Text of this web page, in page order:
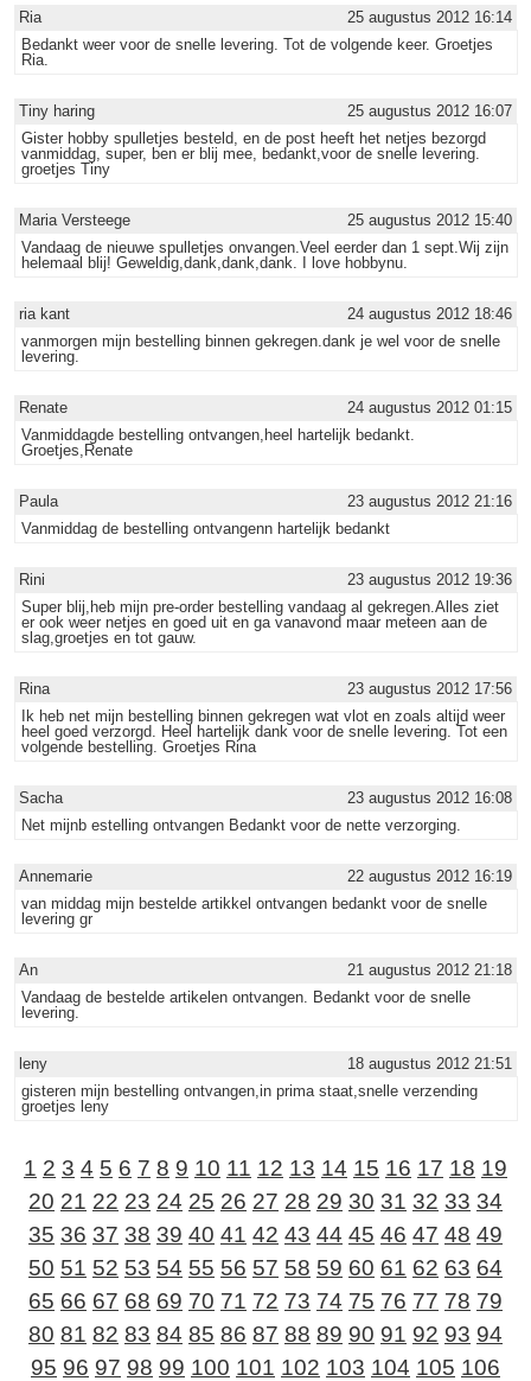
Ria
25 augustus 2012 16:14
Bedankt weer voor de snelle levering. Tot de volgende keer. Groetjes
Ria.
Tiny haring
25 augustus 2012 16:07
Gister hobby spulletjes besteld, en de post heeft het netjes bezorgd
vanmiddag, super, ben er blij mee, bedankt,voor de snelle levering.
groetjes Tiny
Maria Versteege
25 augustus 2012 15:40
Vandaag de nieuwe spulletjes onvangen.Veel eerder dan 1 sept.Wij zijn
helemaal blij! Geweldig,dank,dank,dank. I love hobbynu.
ria kant
24 augustus 2012 18:46
vanmorgen mijn bestelling binnen gekregen.dank je wel voor de snelle
levering.
Renate
24 augustus 2012 01:15
Vanmiddagde bestelling ontvangen,heel hartelijk bedankt.
Groetjes,Renate
Paula
23 augustus 2012 21:16
Vanmiddag de bestelling ontvangenn hartelijk bedankt
Rini
23 augustus 2012 19:36
Super blij,heb mijn pre-order bestelling vandaag al gekregen.Alles ziet
er ook weer netjes en goed uit en ga vanavond maar meteen aan de
slag,groetjes en tot gauw.
Rina
23 augustus 2012 17:56
Ik heb net mijn bestelling binnen gekregen wat vlot en zoals altijd weer
heel goed verzorgd. Heel hartelijk dank voor de snelle levering. Tot een
volgende bestelling. Groetjes Rina
Sacha
23 augustus 2012 16:08
Net mijnb estelling ontvangen Bedankt voor de nette verzorging.
Annemarie
22 augustus 2012 16:19
van middag mijn bestelde artikkel ontvangen bedankt voor de snelle
levering gr
An
21 augustus 2012 21:18
Vandaag de bestelde artikelen ontvangen. Bedankt voor de snelle
levering.
leny
18 augustus 2012 21:51
gisteren mijn bestelling ontvangen,in prima staat,snelle verzending
groetjes leny
1 2 3 4 5 6 7 8 9 10 11 12 13 14 15 16 17 18 19
20 21 22 23 24 25 26 27 28 29 30 31 32 33 34
35 36 37 38 39 40 41 42 43 44 45 46 47 48 49
50 51 52 53 54 55 56 57 58 59 60 61 62 63 64
65 66 67 68 69 70 71 72 73 74 75 76 77 78 79
80 81 82 83 84 85 86 87 88 89 90 91 92 93 94
95 96 97 98 99 100 101 102 103 104 105 106